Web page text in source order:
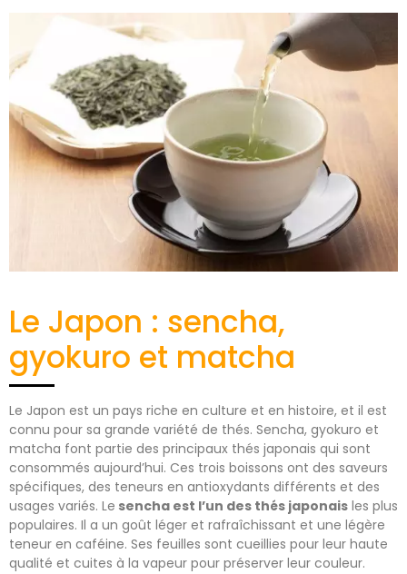
Le Japon : sencha,
gyokuro et matcha
Le Japon est un pays riche en culture et en histoire, et il est
connu pour sa grande variété de thés. Sencha, gyokuro et
matcha font partie des principaux thés japonais qui sont
consommés aujourd’hui. Ces trois boissons ont des saveurs
spécifiques, des teneurs en antioxydants différents et des
usages variés. Le sencha est l’un des thés japonais les plus
populaires. Il a un goût léger et rafraîchissant et une légère
teneur en caféine. Ses feuilles sont cueillies pour leur haute
qualité et cuites à la vapeur pour préserver leur couleur.